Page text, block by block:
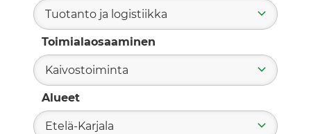
Tuotanto ja logistiikka
Toimialaosaaminen
Kaivostoiminta
Alueet
Etelä-Karjala